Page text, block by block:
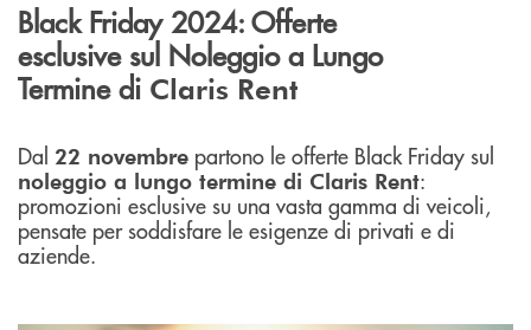
Black Friday 2024: Offerte
esclusive sul Noleggio a Lungo
Termine di Claris Rent
Dal 22 novembre partono le offerte Black Friday sul
noleggio a lungo termine di Claris Rent:
promozioni esclusive su una vasta gamma di veicoli,
pensate per soddisfare le esigenze di privati e di
aziende.